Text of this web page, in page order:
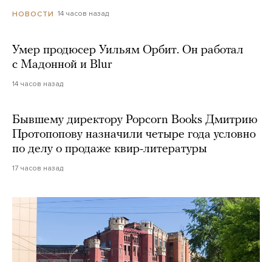
НОВОСТИ 14 часов назад
Умер продюсер Уильям Орбит. Он работал
с Мадонной и Blur
14 часов назад
Бывшему директору Popcorn Books Дмитрию
Протопопову назначили четыре года условно
по делу о продаже квир-литературы
17 часов назад